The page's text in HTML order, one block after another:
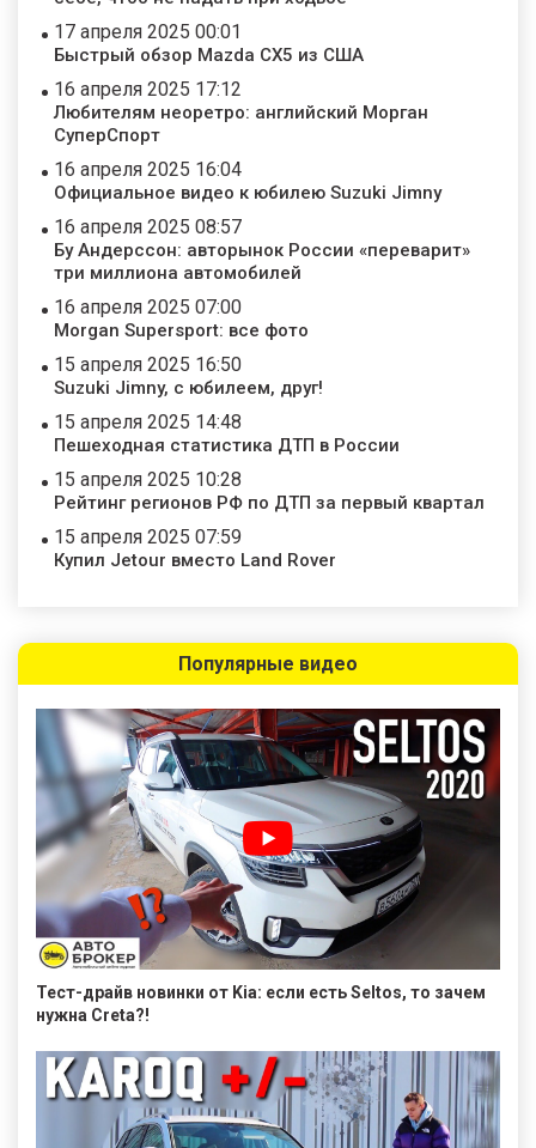
17 апреля 2025 00:01
Быстрый обзор Mazda CX5 из США
16 апреля 2025 17:12
Любителям неоретро: английский Морган
СуперСпорт
16 апреля 2025 16:04
Официальное видео к юбилею Suzuki Jimny
16 апреля 2025 08:57
Бу Андерссон: авторынок России «переварит»
три миллиона автомобилей
16 апреля 2025 07:00
Morgan Supersport: все фото
15 апреля 2025 16:50
Suzuki Jimny, с юбилеем, друг!
15 апреля 2025 14:48
Пешеходная статистика ДТП в России
15 апреля 2025 10:28
Рейтинг регионов РФ по ДТП за первый квартал
15 апреля 2025 07:59
Купил Jetour вместо Land Rover
Популярные видео
Тест-драйв новинки от Kia: если есть Seltos, то зачем
нужна Creta?!